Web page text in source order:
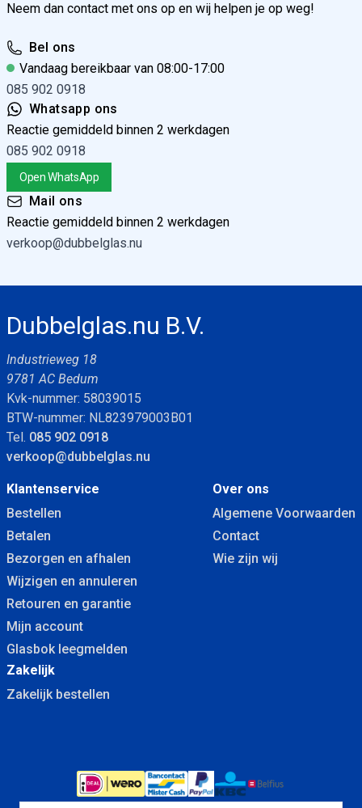
Neem dan contact met ons op en wij helpen je op weg!
Bel ons
Vandaag bereikbaar van 08:00-17:00
085 902 0918
Whatsapp ons
Reactie gemiddeld binnen 2 werkdagen
085 902 0918
Open WhatsApp
Mail ons
Reactie gemiddeld binnen 2 werkdagen
verkoop@dubbelglas.nu
Dubbelglas.nu B.V.
Industrieweg 18
9781 AC Bedum
Kvk-nummer: 58039015
BTW-nummer: NL823979003B01
Tel. 085 902 0918
verkoop@dubbelglas.nu
Klantenservice
Bestellen
Betalen
Bezorgen en afhalen
Wijzigen en annuleren
Retouren en garantie
Mijn account
Glasbok leegmelden
Over ons
Algemene Voorwaarden
Contact
Wie zijn wij
Zakelijk
Zakelijk bestellen